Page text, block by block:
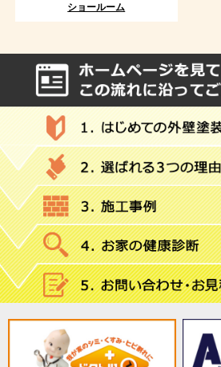
ショールーム